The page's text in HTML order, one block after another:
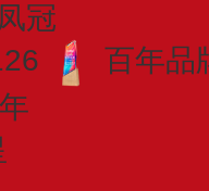
冠
百年品